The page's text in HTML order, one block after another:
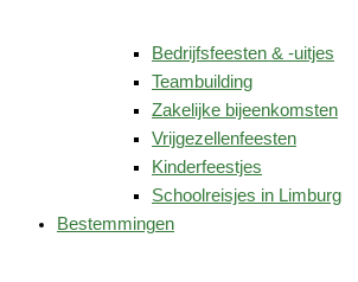
Bedrijfsfeesten & -uitjes
Teambuilding
Zakelijke bijeenkomsten
Vrijgezellenfeesten
Kinderfeestjes
Schoolreisjes in Limburg
Bestemmingen